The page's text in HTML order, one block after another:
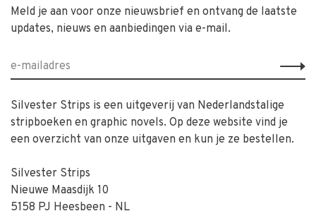
Meld je aan voor onze nieuwsbrief en ontvang de laatste
updates, nieuws en aanbiedingen via e-mail.
Silvester Strips is een uitgeverij van Nederlandstalige
stripboeken en graphic novels. Op deze website vind je
een overzicht van onze uitgaven en kun je ze bestellen.
Silvester Strips
Nieuwe Maasdijk 10
5158 PJ Heesbeen - NL